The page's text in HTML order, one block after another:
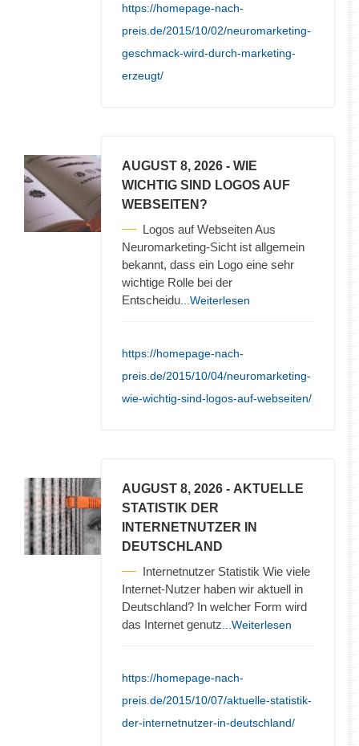
https://homepage-nach-
preis.de/2015/10/02/neuromarketing-
geschmack-wird-durch-marketing-
erzeugt/
AUGUST 8, 2026 - WIE
WICHTIG SIND LOGOS AUF
WEBSEITEN?
Logos auf Webseiten Aus
Neuromarketing-Sicht ist allgemein
bekannt, dass ein Logo eine sehr
wichtige Rolle bei der
Entscheidu ...Weiterlesen
https://homepage-nach-
preis.de/2015/10/04/neuromarketing-
wie-wichtig-sind-logos-auf-webseiten/
AUGUST 8, 2026 - AKTUELLE
STATISTIK DER
INTERNETNUTZER IN
DEUTSCHLAND
Internetnutzer Statistik Wie viele
Internet-Nutzer haben wir aktuell in
Deutschland? In welcher Form wird
das Internet genutz ...Weiterlesen
https://homepage-nach-
preis.de/2015/10/07/aktuelle-statistik-
der-internetnutzer-in-deutschland/